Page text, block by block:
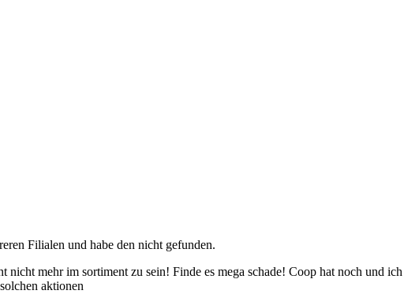
Filialen und habe den nicht gefunden.
nicht mehr im sortiment zu sein! Finde es mega schade! Coop hat noch und
aktionen